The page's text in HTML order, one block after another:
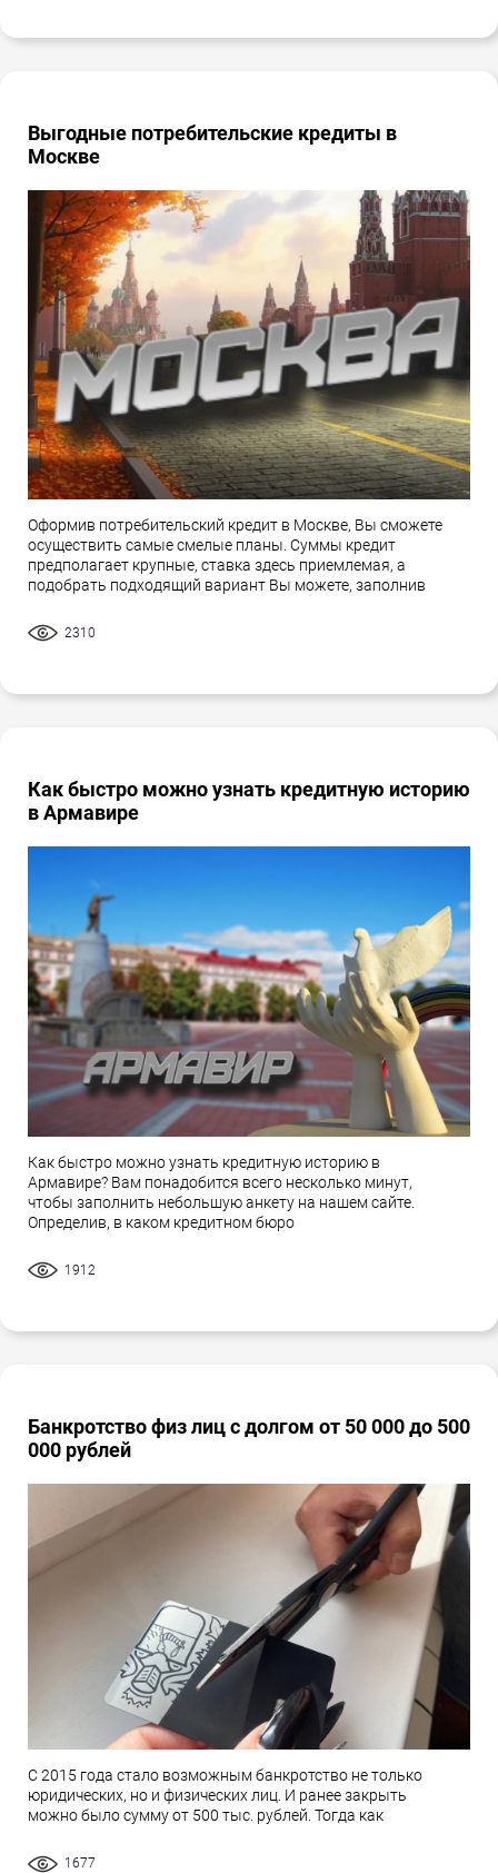
Выгодные потребительские кредиты в
Москве
Оформив потребительский кредит в Москве, Вы сможете
осуществить самые смелые планы. Суммы кредит
предполагает крупные, ставка здесь приемлемая, а
подобрать подходящий вариант Вы можете, заполнив
2310
Как быстро можно узнать кредитную историю
в Армавире
Как быстро можно узнать кредитную историю в
Армавире? Вам понадобится всего несколько минут,
чтобы заполнить небольшую анкету на нашем сайте.
Определив, в каком кредитном бюро
1912
Банкротство физ лиц с долгом от 50 000 до 500
000 рублей
С 2015 года стало возможным банкротство не только
юридических, но и физических лиц. И ранее закрыть
можно было сумму от 500 тыс. рублей. Тогда как
1677